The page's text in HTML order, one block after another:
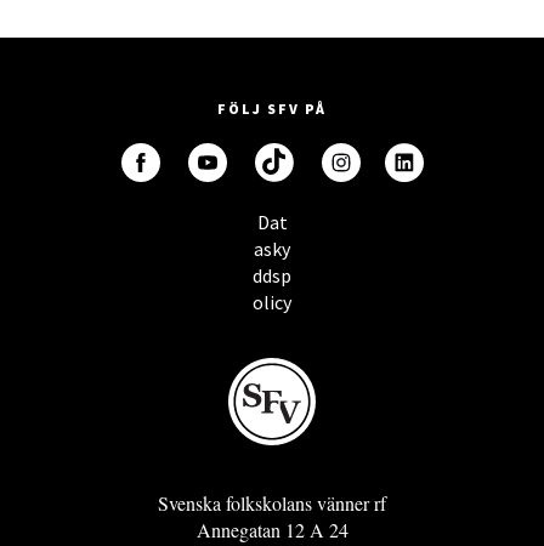
FÖLJ SFV PÅ
Dat
asky
ddsp
olicy
Svenska folkskolans vänner rf
Annegatan 12 A 24